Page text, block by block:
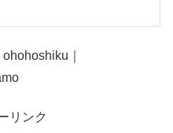
｜
リンク